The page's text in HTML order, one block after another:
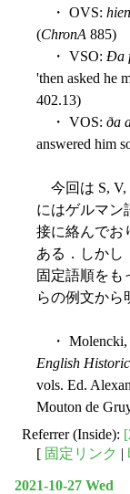
・ OVS:
(ChronA 885)
・ VSO: Ða
'then asked he
402.13)
・ VOS: ða
answered him
今回は S, V,
にはゲルマン
接に絡んでお
ある．しかし
固定語順をも
らの例文から
・ Molencki,
English
vols. Ed.
Mouton de
Referrer (Inside):
[ 固定リンク |
2021-10-27 Wed